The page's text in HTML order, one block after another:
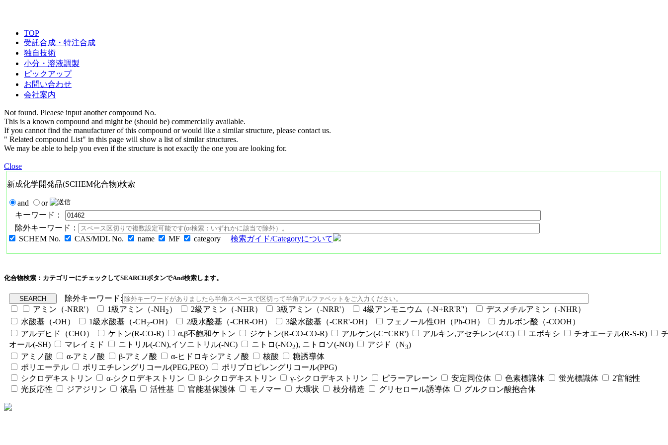
TOP
受託合成・特注合成
独自技術
小分・溶液調製
ピックアップ
お問い合わせ
会社案内
Not found. Pleaese input another compound No.
This is a known compound and might be (should be) commercially available.
If you cannot find the manufacturer of this compound or would like a similar structure, please contact us.
" Related compound List" in this page will show a list of similar structures.
We may be able to help you even if the structure is not exactly the one you are looking for.
Close
新成化学開発品(SCHEM化合物)検索
and
or
キーワード：
除外キーワード：
SCHEM No.
CAS/MDL No. name MF category 検索ガイド/Categoryについて
化合物検索：カテゴリーにチェックしてSEARCHボタンでAnd検索します。
除外キーワード:
アミン（-NRR'）
1級アミン（-NH2 ） 2級アミン（-NHR） 3級アミン（-NRR'） 4級アンモニウム（-N+RR'R''）
デスメチルアミン（-NHR）
水酸基（-OH）
1級水酸基（-CH2-OH） 2級水酸基（-CHR-OH） 3級水酸基（-CRR'-OH） フェノール性OH（Ph-OH）
カルボン酸（-COOH）
アルデヒド（CHO）
ケトン(R-CO-R) α,β不飽和ケトン ジケトン(R-CO-CO-R) アルケン(-C=CRR') アルキン,アセチレン(-CC) エポキシ チオエーテル(R-S-R)
オール(-SH)
マレイミド ニトリル(-CN),イソニトリル(-NC) ニトロ(-NO2), ニトロソ(-NO) アジド（N3)
アミノ酸
α-アミノ酸 β-アミノ酸 α-ヒドロキシアミノ酸 核酸
糖誘導体
ポリエーテル
ポリエチレングリコール(PEG,PEO)
ポリプロピレングリコール(PPG)
シクロデキストリン
α-シクロデキストリン β-シクロデキストリン γ-シクロデキストリン ピラーアレーン 安定同位体 色素標識体 蛍光標識体
2官能性
光反応性
ジアジリン 液晶 活性基 官能基保護体 モノマー 大環状 枝分構造 グリセロール誘導体 グルクロン酸抱合体